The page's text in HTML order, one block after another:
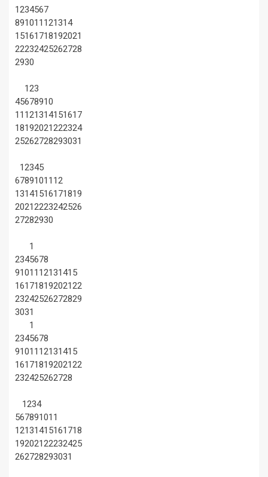
1234567
891011 121314
15161718192021
22232425262728
2930
123
45678910
11 121314151617
18192021222324
25262728293031
12345
67891011 12
13141516171819
20212223242526
27282930
1
2345678
91011 12131415
16171819202122
23242526272829
3031
1
2345678
91011 12131415
16171819202122
232425262728
1234
567891011
12131415161718
19202122232425
262728293031